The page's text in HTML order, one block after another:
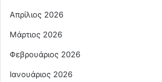
Απρίλιος 2026
Μάρτιος 2026
Φεβρουάριος 2026
Ιανουάριος 2026